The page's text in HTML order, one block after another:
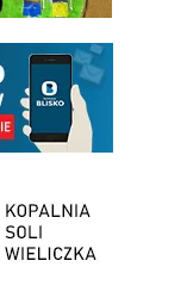
Gmina Wieliczka w
Wieliczka